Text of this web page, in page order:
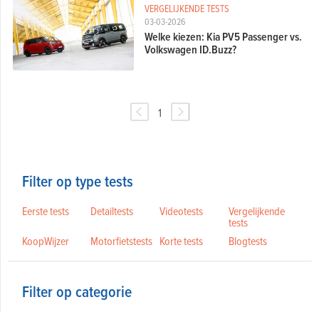
03-03-2026
VERGELIJKENDE TESTS
Welke kiezen: Kia PV5 Passenger vs.
Volkswagen ID.Buzz?
1
Filter op type tests
Eerste tests Detailtests Videotests Vergelijkende
tests
KoopWijzer
Motorfietstests Korte tests Blogtests
Filter op categorie